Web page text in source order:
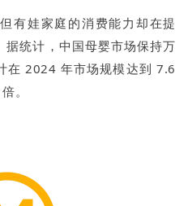
有娃家庭的消费能力却在提
统计，中国母婴市场保持万
在 2024 年市场规模达到 7.6
。